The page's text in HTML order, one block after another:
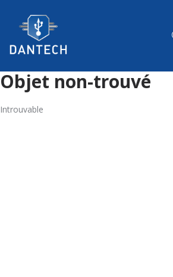
Objet non-trouvé
Introuvable